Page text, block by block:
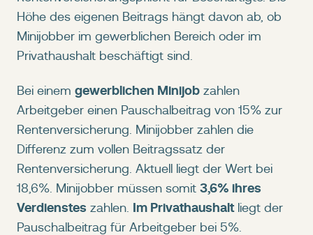
Höhe des eigenen Beitrags hängt davon ab, ob
Minijobber im gewerblichen Bereich oder im
Privathaushalt beschäftigt sind.
Bei einem gewerblichen Minijob zahlen
Arbeitgeber einen Pauschalbeitrag von 15% zur
Rentenversicherung. Minijobber zahlen die
Differenz zum vollen Beitragssatz der
Rentenversicherung. Aktuell liegt der Wert bei
18,6%. Minijobber müssen somit 3,6% ihres
Verdienstes zahlen. Im Privathaushaltliegt der
Pauschalbeitrag für Arbeitgeber bei 5%.